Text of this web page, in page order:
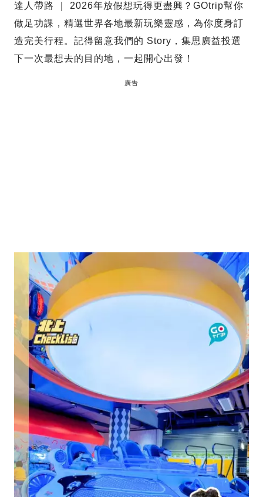
達人帶路 ｜ 2026年放假想玩得更盡興？GOtrip幫你
做足功課，精選世界各地最新玩樂靈感，為你度身訂
造完美行程。記得留意我們的 Story，集思廣益投選
下一次最想去的目的地，一起開心出發！
廣告